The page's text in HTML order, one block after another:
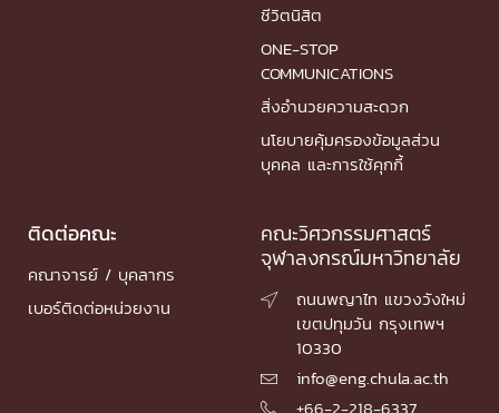
ชีวิตนิสิต
ONE-STOP
COMMUNICATIONS
สิ่งอำนวยความสะดวก
นโยบายคุ้มครองข้อมูลส่วน
บุคคล และการใช้คุกกี้
ติดต่อคณะ
คณาจารย์ / บุคลากร
เบอร์ติดต่อหน่วยงาน
คณะวิศวกรรมศาสตร์
จุฬาลงกรณ์มหาวิทยาลัย

ถนนพญาไท แขวงวังใหม่
เขตปทุมวัน กรุงเทพฯ
10330
 info@eng.chula.ac.th
 +66-2-218-6337